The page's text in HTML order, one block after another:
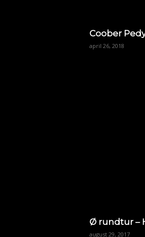
Coober
april 26, 2018
Ø rundtur –
august 29, 2017